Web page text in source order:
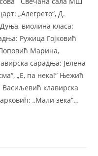
„Алегрето“, Д.
виолина класа:
Ружица Гојковић
Марина,
сарадња: Јелена
„Е, па нека!“ Њежић
клавирска
„Мали зека“…